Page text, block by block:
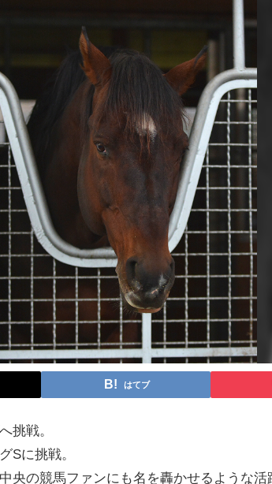
はてブ
挑戦。
Sに挑戦。
央の競馬ファンにも名を轟かせるような